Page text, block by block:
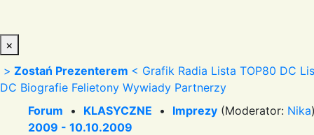
×
> Zostań Prezenterem < Grafik Radia Lista TOP80 DC
DC Biografie Felietony Wywiady Partnerzy
Forum • KLASYCZNE • Imprezy (Moderator: Nika
2009 - 10.10.2009